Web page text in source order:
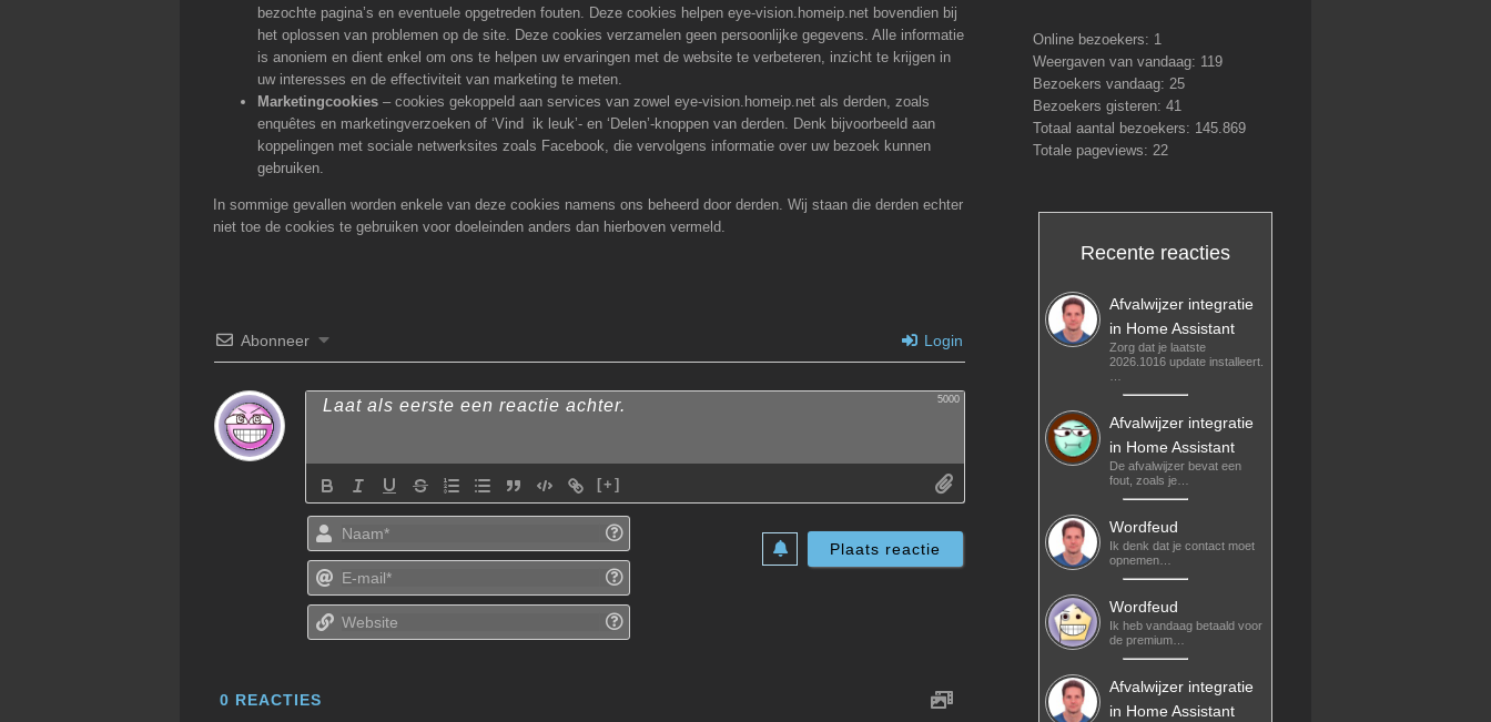
bezochte pagina’s en eventuele opgetreden fouten. Deze cookies helpen eye-vision.homeip.net bovendien bij
het oplossen van problemen op de site. Deze cookies verzamelen geen persoonlijke gegevens. Alle informatie
is anoniem en dient enkel om ons te helpen uw ervaringen met de website te verbeteren, inzicht te krijgen in
uw interesses en de effectiviteit van marketing te meten.
Marketingcookies – cookies gekoppeld aan services van zowel eye-vision.homeip.net als derden, zoals
enquêtes en marketingverzoeken of ‘Vind ik leuk’- en ‘Delen’-knoppen van derden. Denk bijvoorbeeld aan
koppelingen met sociale netwerksites zoals Facebook, die vervolgens informatie over uw bezoek kunnen
gebruiken.
In sommige gevallen worden enkele van deze cookies namens ons beheerd door derden. Wij staan die derden echter
niet toe de cookies te gebruiken voor doeleinden anders dan hierboven vermeld.
Abonneer Login
5000
[+]
Naam*
E-
Website
0 REACTIES
Online bezoekers: 1
Weergaven van vandaag: 119
Bezoekers vandaag: 25
Bezoekers gisteren:41
Totaal aantal bezoekers: 145.869
Totale pageviews: 22
Recente reacties
Afvalwijzer integratie
in Home Assistant
Zorg dat je laatste
2026.1016 update installeert.
Afvalwijzer integratie
in Home Assistant
De afvalwijzer bevat een
fout, zoals je…
Wordfeud
Ik denk dat je contact moet
opnemen…
Wordfeud
Ik heb vandaag betaald voor
de premium…
Afvalwijzer integratie
in Home Assistant